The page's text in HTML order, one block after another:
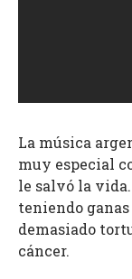
La música
muy especial
le salvó la
teniendo
demasiado
cáncer.